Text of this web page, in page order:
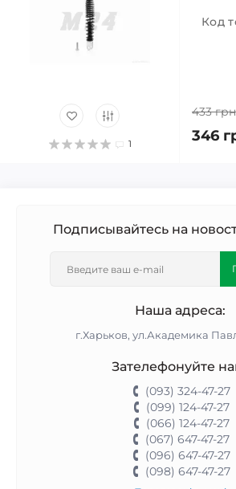
1
Код
433 грн
346
Подписывайтесь на
Наша адреса:
г.Харьков, ул.Академика
Зателефонуйте
(093) 324-47-27
(099) 124-47-27
(066) 124-47-27
(067) 647-47-27
(096) 647-47-27
(098) 647-47-27